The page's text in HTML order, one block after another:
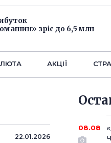
зріс до 6,5 млн
АКЦІЇ
22.01.2026
08.08